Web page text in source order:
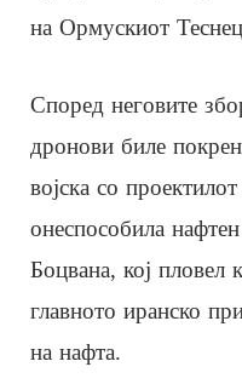
на Oрмускиот
Според неговите
дронови биле
војска со
онеспособила
Боцвана, кој пловел
главното иранско
на нафта.